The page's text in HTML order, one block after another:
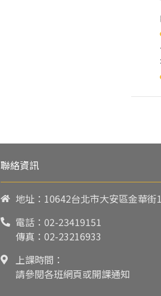
聯絡資訊
地址：10642台北市大安區金華街
電話： 02-23419151
傳真：02-23216933
上課時間：
請參閱各班網頁或開課通知